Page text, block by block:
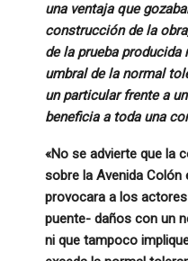
una ventaja que
construcción de la
de la prueba producida
umbral de la normal
un particular frente a
beneficia a toda una
«No se advierte que la
sobre la Avenida Colón
provocara a los
puente- daños con un
ni que tampoco